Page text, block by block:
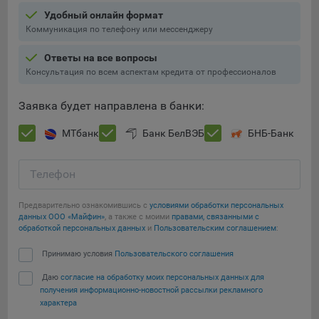
Подобные функции улучшают условия работы
пользователей с сайтом.
контента. Данные файлы cookie собирают информацию о
выбранном пользователем городе и других местных
настройках для того, чтобы соответствующим образом
настраивать сайт.
Яндекс.Метрика, Google Analytics. Данные файлы cookie
использовал сайты, и позволяют Обществу вносить в них
улучшения.
Аналитические файлы cookie показывают, какие страницы
выявлять трудности, возникающие при использовании
сайта, а также позволяют оценить эффективность
Сохранить мои изменения
Сохранить по умолчанию
Удобный онлайн формат
Коммуникация по телефону или мессенджеру
Ответы на все вопросы
Консультация по всем аспектам кредита от профессионалов
Заявка будет направлена в банки:
МТбанк Банк БелВЭБ БНБ-Банк
Телефон
Предварительно ознакомившись с условиями обработки персональных
данных ООО «Майфин», а также с моими правами, связанными с
обработкой персональных данных и Пользовательским соглашением:
Принимаю условия Пользовательского соглашения
Даю согласие на обработку моих персональных данных для
получения информационно-новостной рассылки рекламного
характера